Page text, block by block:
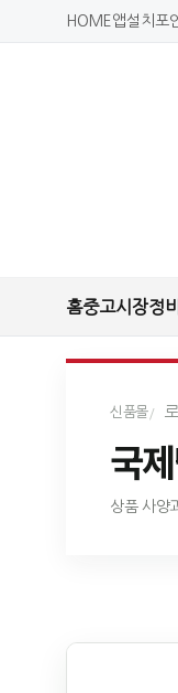
HOME 앱설치 포
홈중고시장정
신품몰
국
상품 사양